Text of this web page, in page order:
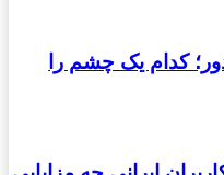
کدام یک چشم را